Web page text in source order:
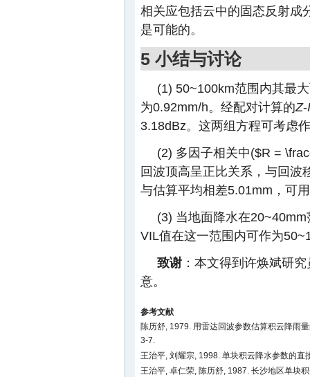
相关应包括云中的固态反射成
是可能的。
5 小结与讨论
(1) 50~100km范围内其最
为0.92mm/h。经配对计算的Z-I
3.18dBz。这两组方程可考虑
(2) 多因子相关中($R =
回波顶高呈正比关系，与回波
与估算平均相差5.01mm，可
(3) 当地面降水在
VIL值在这一范围内可作为
致谢 ：本文得到许焕斌研
意。
参考文献
陈历舒, 1979. 用雷达回波参数估算积云降雨
3-7.
王治平, 刘耀宗, 1998. 单块积云降水参数的直
王治平, 卓仁荣, 陈历舒, 1987. 长沙地区单块